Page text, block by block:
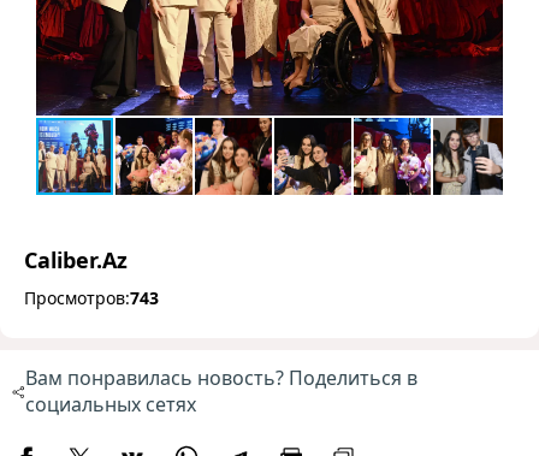
Caliber.Az
Просмотров:743
Вам понравилась новость? Поделиться в
социальных сетях